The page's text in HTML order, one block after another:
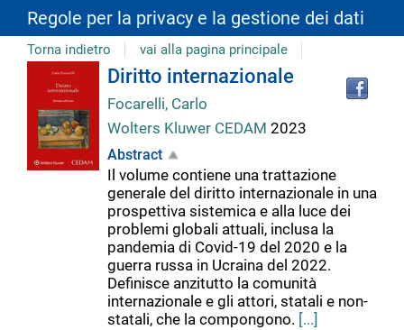
Regole per la privacy e la gestione dei dati
Torna indietro vai alla pagina principale
Dettaglio
del
documento
Diritto internazionale
Focarelli, Carlo
Wolters Kluwer CEDAM 2023
Abstract
Il volume contiene una trattazione
generale del diritto internazionale in una
prospettiva sistemica e alla luce dei
problemi globali attuali, inclusa la
pandemia di Covid-19 del 2020 e la
guerra russa in Ucraina del 2022.
Definisce anzitutto la comunità
internazionale e gli attori, statali e non-
statali, che la compongono. [...]